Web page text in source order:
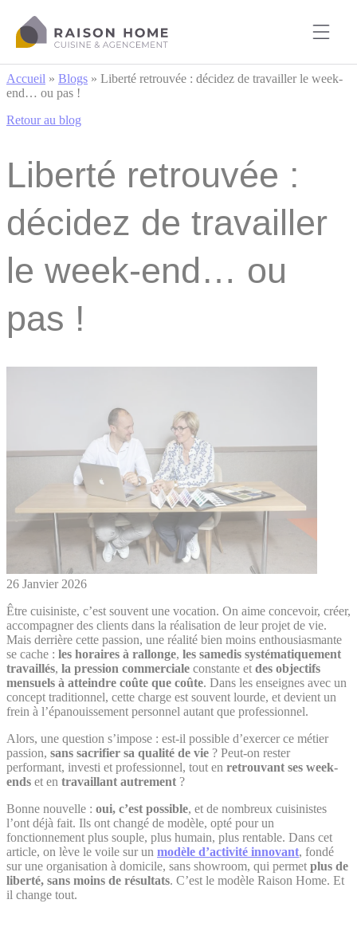
Accueil » Blogs » Liberté retrouvée : décidez de travailler le week-
end… ou pas !
Retour au blog
Liberté retrouvée :
décidez de travailler
le week-end… ou
pas !
26 Janvier 2026
Être cuisiniste, c’est souvent une vocation. On aime concevoir, créer,
accompagner des clients dans la réalisation de leur projet de vie.
Mais derrière cette passion, une réalité bien moins enthousiasmante
se cache : les horaires à rallonge, les samedis systématiquement
travaillés, la pression commerciale constante et des objectifs
mensuels à atteindre coûte que coûte. Dans les enseignes avec un
concept traditionnel, cette charge est souvent lourde, et devient un
frein à l’épanouissement personnel autant que professionnel.
Alors, une question s’impose : est-il possible d’exercer ce métier
passion, sans sacrifier sa qualité de vie ? Peut-on rester
performant, investi et professionnel, tout en retrouvant ses week-
ends et en travaillant autrement ?
Bonne nouvelle : oui, c’est possible, et de nombreux cuisinistes
l’ont déjà fait. Ils ont changé de modèle, opté pour un
fonctionnement plus souple, plus humain, plus rentable. Dans cet
article, on lève le voile sur un modèle d’activité innovant, fondé
sur une organisation à domicile, sans showroom, qui permet plus de
liberté, sans moins de résultats. C’est le modèle Raison Home. Et
il change tout.